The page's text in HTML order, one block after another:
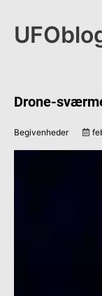
content
Drone-
Begivenheder